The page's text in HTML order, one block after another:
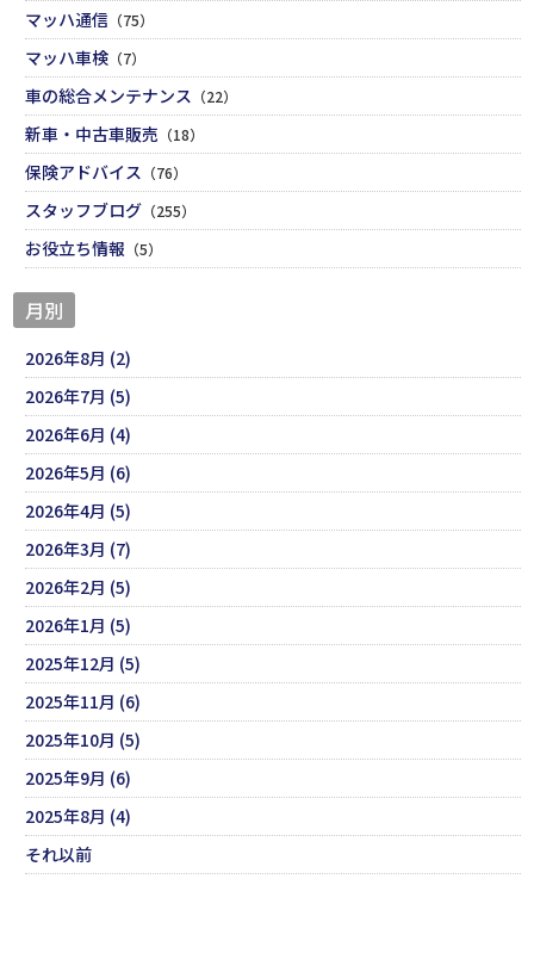
マッハ通信 （75）
マッハ車検 （7）
車の総合メンテナンス （22）
新車・中古車販売 （18）
保険アドバイス （76）
スタッフブログ （255）
お役立ち情報 （5）
月別
2026年8月 (2)
2026年7月 (5)
2026年6月 (4)
2026年5月 (6)
2026年4月 (5)
2026年3月 (7)
2026年2月 (5)
2026年1月 (5)
2025年12月 (5)
2025年11月 (6)
2025年10月 (5)
2025年9月 (6)
2025年8月 (4)
それ以前